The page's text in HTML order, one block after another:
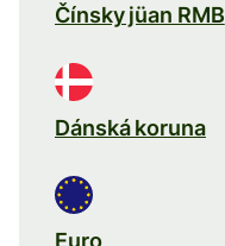
Čínsky jüan RMB
Dánská koruna
Euro